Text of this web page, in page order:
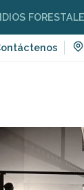
Riesgo